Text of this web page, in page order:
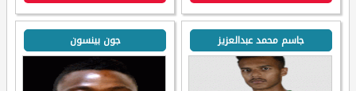
جاسم محمد عبدالعزيز جون بينسون